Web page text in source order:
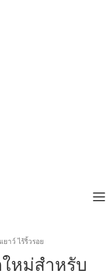
ยาว์ ไร้ริ้วรอย
ใหม่สำหรับ